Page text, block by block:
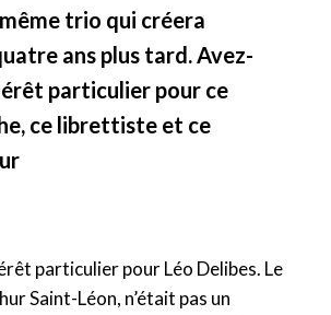
trio qui créera
ans plus tard. Avez-
particulier pour ce
ce librettiste et ce
particulier pour Léo Delibes. Le
Saint-Léon, n’était pas un